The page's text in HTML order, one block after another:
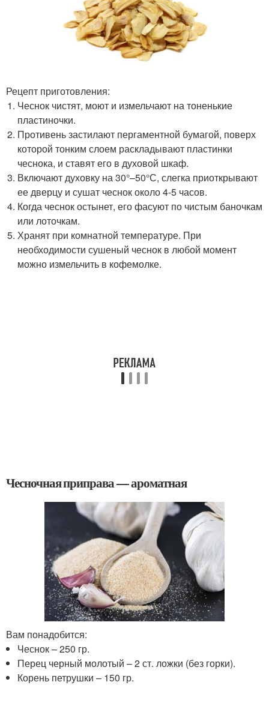
Рецепт приготовления:
Чеснок чистят, моют и измельчают на тоненькие
пластиночки.
Противень застилают пергаментной бумагой, поверх
которой тонким слоем раскладывают пластинки
чеснока, и ставят его в духовой шкаф.
Включают духовку на 30°–50°С, слегка приоткрывают
ее дверцу и сушат чеснок около 4-5 часов.
Когда чеснок остынет, его фасуют по чистым баночкам
или лоточкам.
Хранят при комнатной температуре. При
необходимости сушеный чеснок в любой момент
можно измельчить в кофемолке.
Чесночная приправа — ароматная
Вам понадобится:
Чеснок – 250 гр.
Перец черный молотый – 2 ст. ложки (без горки).
Корень петрушки – 150 гр.